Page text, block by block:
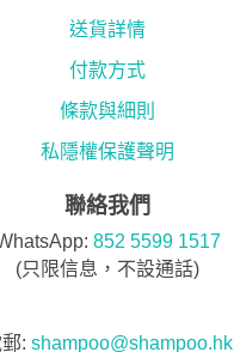
送貨詳情
付款方式
條款與細則
私隱權保護聲明
聯絡我們
852 5599 1517
(只限信息，不設通話)
: shampoo@shampoo.hk